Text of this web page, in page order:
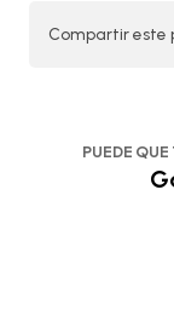
Compartir este
PUEDE